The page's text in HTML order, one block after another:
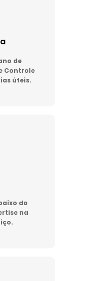
de
Controle
úteis.
do
na